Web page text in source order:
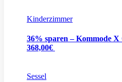
Kinderzimmer
36% sparen – Kommode
368,00€
Sessel